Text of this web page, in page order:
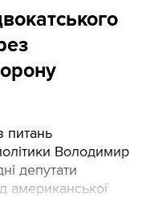
питань
Володимир
депутати
американської